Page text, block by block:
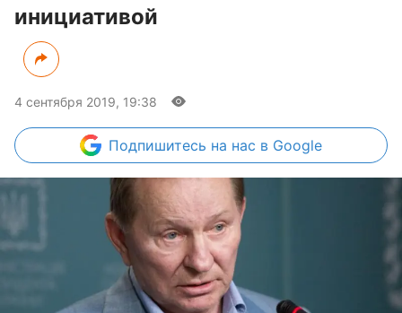
инициативой
4 сентября 2019, 19:38
Подпишитесь на нас в Google